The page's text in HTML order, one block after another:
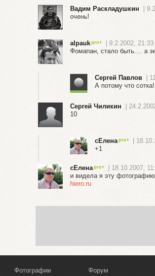
Вадим Раскладушкин |
очень!
alpauk | 9.2.2002, 21:33
Фомапан, стало быть.... а
Сергей Павлов |
А потому что сотка!
Сергей Чиликин |
10
сЕлена |
+1
сЕлена | 18.10.2007,
и видела я эту
hiero.ru
Фотографии Форум